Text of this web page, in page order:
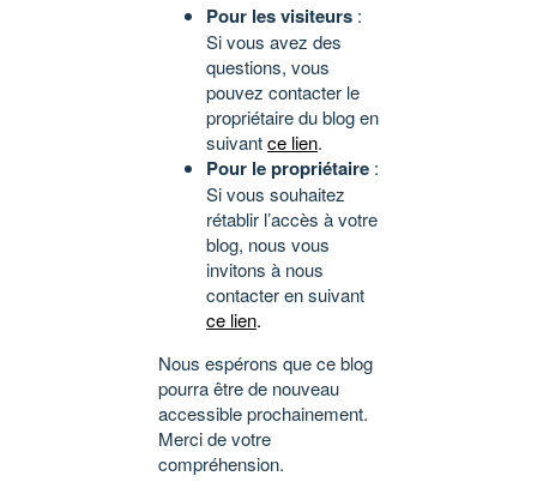
Pour les visiteurs :
Si vous avez des
questions, vous
pouvez contacter le
propriétaire du blog en
suivantce lien.
Pour le propriétaire :
Si vous souhaitez
rétablir l’accès à votre
blog, nous vous
invitons à nous
contacter en suivant
ce lien.
Nous espérons que ce blog
pourra être de nouveau
accessible prochainement.
Merci de votre
compréhension.